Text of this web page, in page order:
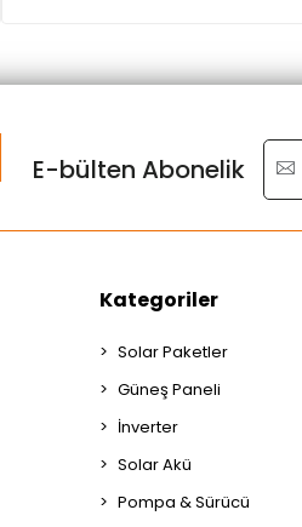
E-bülten Abonelik
Kategoriler
Solar Paketler
Güneş Paneli
İnverter
Solar Akü
Pompa & Sürücü